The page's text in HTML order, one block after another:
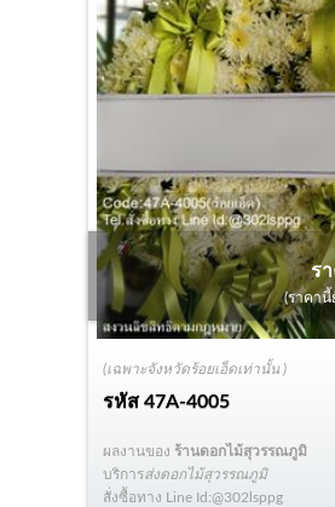
(เฉพาะจังหวัดร้อยเอ็ดเท่านั้น )
รหัส47A-4005
ร
(ราคานี้
ผลงานของ ร้านดอกไม้สุวรรณภูมิ
บริการส่งดอกไม้สุวรรณภูมิ
สั่งซื้อทาง Line Id:@302lsppg